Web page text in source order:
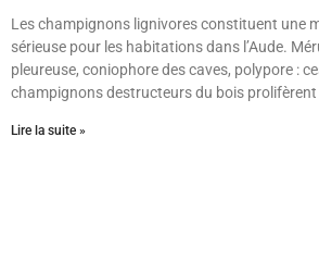
Les champignons lignivores constituent une
sérieuse pour les habitations dans l’Aude.
pleureuse, coniophore des caves, polypore :
champignons destructeurs du bois prolifèrent
Lire la suite »